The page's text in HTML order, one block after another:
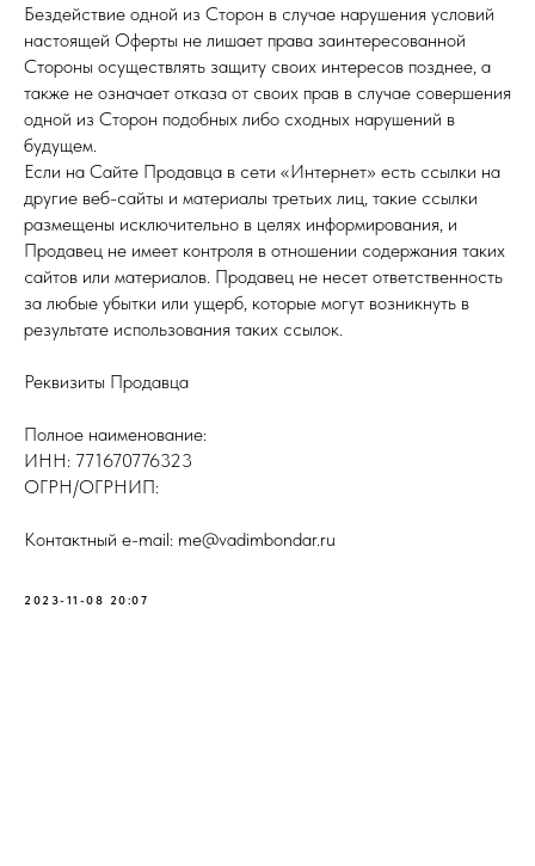
Бездействие одной из Сторон в случае нарушения условий
настоящей Оферты не лишает права заинтересованной
Стороны осуществлять защиту своих интересов позднее, а
также не означает отказа от своих прав в случае совершения
одной из Сторон подобных либо сходных нарушений в
будущем.
Если на Сайте Продавца в сети «Интернет» есть ссылки на
другие веб-сайты и материалы третьих лиц, такие ссылки
размещены исключительно в целях информирования, и
Продавец не имеет контроля в отношении содержания таких
сайтов или материалов. Продавец не несет ответственность
за любые убытки или ущерб, которые могут возникнуть в
результате использования таких ссылок.
Реквизиты Продавца
Полное наименование:
ИНН: 771670776323
ОГРН/ОГРНИП:
Контактный e-mail: me@vadimbondar.ru
2023-11-08 20:07